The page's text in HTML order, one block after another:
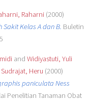
Raharni(2000)
Kelas A dan B. Buletin
and Widiyastuti, Yuli
Sudrajat, Heru (2000)
paniculata Ness
Penelitian Tanaman Obat